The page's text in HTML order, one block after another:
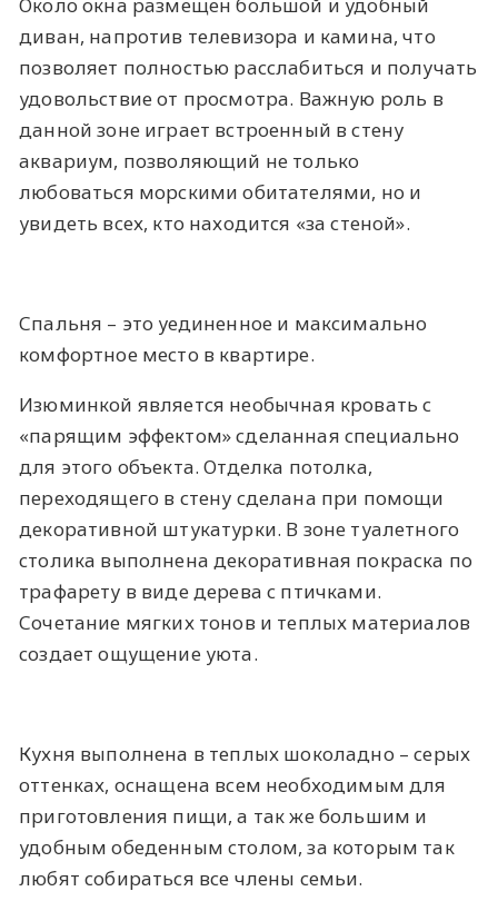
Около окна размещен большой и удобный
диван, напротив телевизора и камина, что
позволяет полностью расслабиться и получать
удовольствие от просмотра. Важную роль в
данной зоне играет встроенный в стену
аквариум, позволяющий не только
любоваться морскими обитателями, но и
увидеть всех, кто находится «за стеной».
Спальня – это уединенное и максимально
комфортное место в квартире.
Изюминкой является необычная кровать с
«парящим эффектом» сделанная специально
для этого объекта. Отделка потолка,
переходящего в стену сделана при помощи
декоративной штукатурки. В зоне туалетного
столика выполнена декоративная покраска по
трафарету в виде дерева с птичками.
Сочетание мягких тонов и теплых материалов
создает ощущение уюта.
Кухня выполнена в теплых шоколадно – серых
оттенках, оснащена всем необходимым для
приготовления пищи, а так же большим и
удобным обеденным столом, за которым так
любят собираться все члены семьи.